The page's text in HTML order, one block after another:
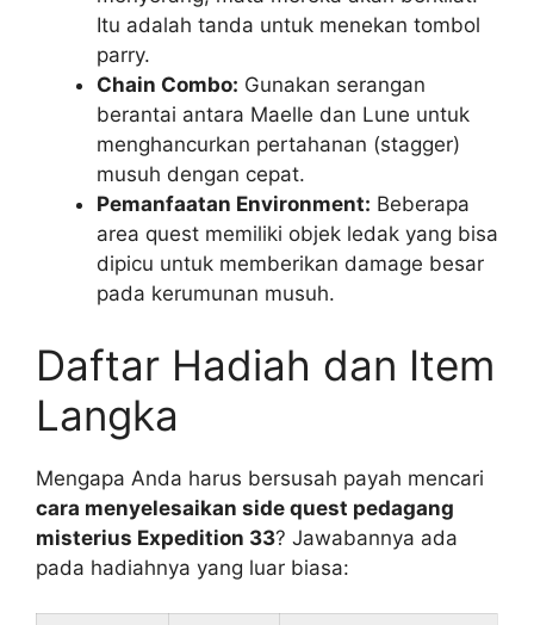
Itu adalah tanda untuk menekan tombol
parry.
Chain Combo: Gunakan serangan
berantai antara Maelle dan Lune untuk
menghancurkan pertahanan (stagger)
musuh dengan cepat.
Pemanfaatan Environment: Beberapa
area quest memiliki objek ledak yang bisa
dipicu untuk memberikan damage besar
pada kerumunan musuh.
Daftar Hadiah dan Item
Langka
Mengapa Anda harus bersusah payah mencari
cara menyelesaikan side quest pedagang
misterius Expedition 33? Jawabannya ada
pada hadiahnya yang luar biasa: